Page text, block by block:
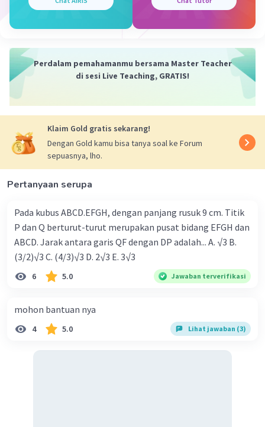
P(A) = n(A) / n(S)
Beri Rating·5.0(3) Balas
Iklan
Perdalam pemahamanmu bersama Master Teacher
di sesi Live Teaching, GRATIS!
Klaim Gold gratis sekarang!
Dengan Gold kamu bisa tanya soal ke Forum
sepuasnya, lho.
Pertanyaan serupa
Pada kubus ABCD.EFGH, dengan panjang rusuk 9 cm. Titik
P dan Q berturut-turut merupakan pusat bidang EFGH dan
ABCD. Jarak antara garis QF dengan DP adalah... A. √3 B.
(3/2)√3 C. (4/3)√3 D. 2√3 E. 3√3
6 5.0 Jawaban terverifikasi
mohon bantuan nya
4 5.0 Lihat jawaban (3)